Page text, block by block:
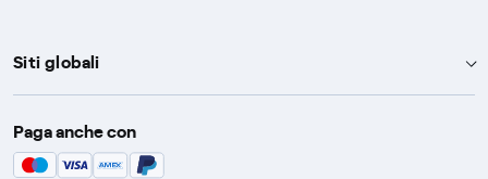
Siti globali
Enel Group
Enel Green Power
Paga anche con